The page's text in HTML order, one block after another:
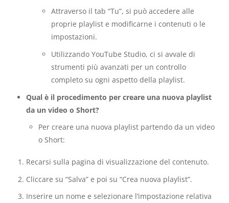
Attraverso il tab “Tu”, si può accedere alle
proprie playlist e modificarne i contenuti o le
impostazioni.
Utilizzando YouTube Studio, ci si avvale di
strumenti più avanzati per un controllo
completo su ogni aspetto della playlist.
Qual è il procedimento per creare una nuova playlist
da un video o Short?
Per creare una nuova playlist partendo da un video
o Short:
Recarsi sulla pagina di visualizzazione del contenuto.
Cliccare su “Salva” e poi su “Crea nuova playlist”.
Inserire un nome e selezionare l’impostazione relativa